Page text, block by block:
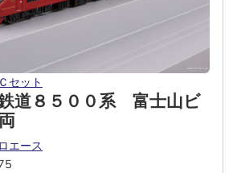
セット
道８５００系 富士山ビ
エース